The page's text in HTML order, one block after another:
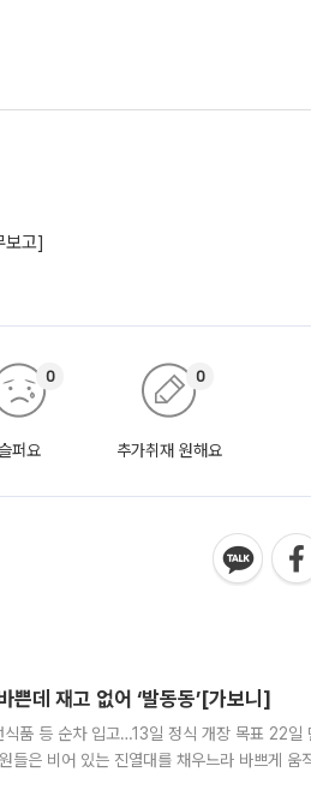
보고]
슬퍼요
0
추가취재 원해요
0
데 재고 없어 ‘발동동’[가보니]
품 등 순차 입고…13일 정식 개장 목표 22일
들은 비어 있는 진열대를 채우느라 바쁘게 움